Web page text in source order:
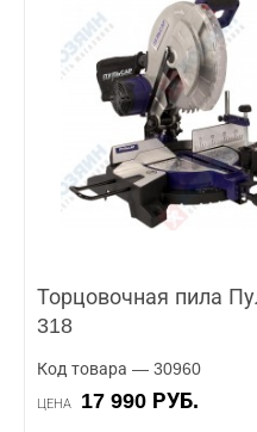
Торцовочная пила
318
Код товара — 30960
ЦЕНА 17 990 РУБ.